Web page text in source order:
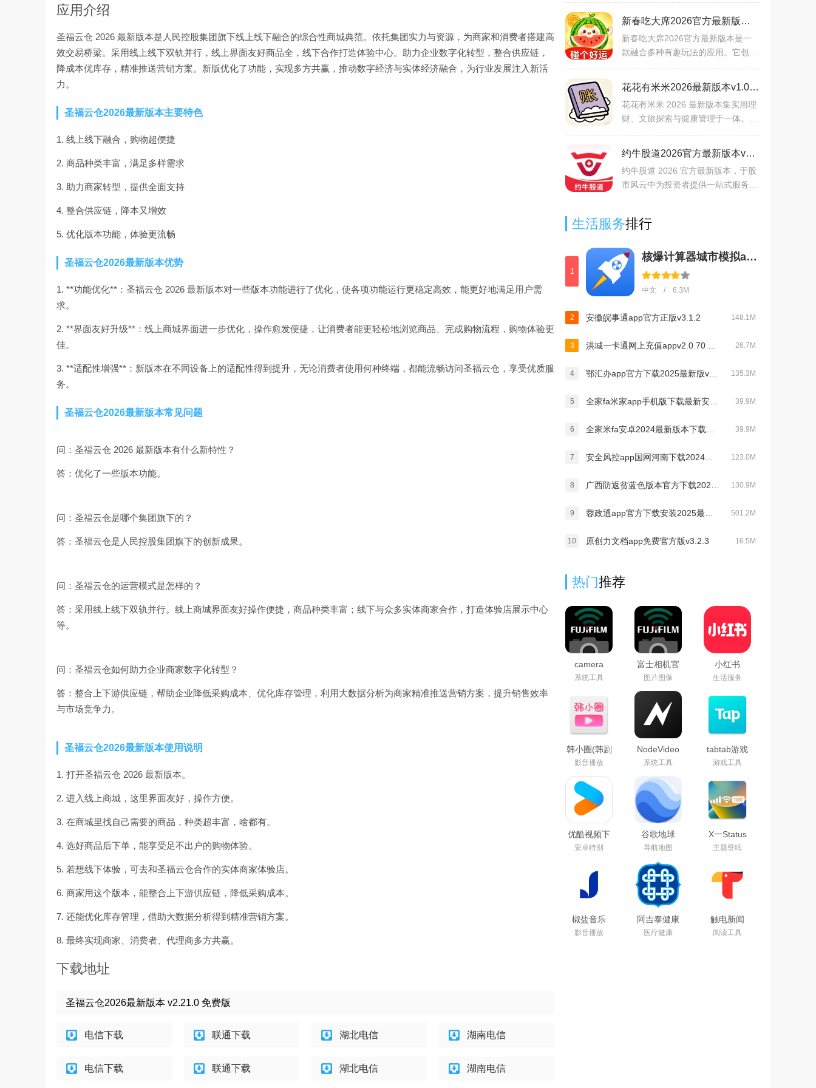
应用介绍
圣福云仓 2026 最新版本是人民控股集团旗下线上线下融合的综合性商城典范。依托集团实力与资源，为商家和消费者搭建高
效交易桥梁。采用线上线下双轨并行，线上界面友好商品全，线下合作打造体验中心。助力企业数字化转型，整合供应链，
降成本优库存，精准推送营销方案。新版优化了功能，实现多方共赢，推动数字经济与实体经济融合，为行业发展注入新活
力。
圣福云仓2026最新版本主要特色
1. 线上线下融合，购物超便捷
2. 商品种类丰富，满足多样需求
3. 助力商家转型，提供全面支持
4. 整合供应链，降本又增效
5. 优化版本功能，体验更流畅
圣福云仓2026最新版本优势
1. **功能优化**：圣福云仓 2026 最新版本对一些版本功能进行了优化，使各项功能运行更稳定高效，能更好地满足用户需
求。
2. **界面友好升级**：线上商城界面进一步优化，操作愈发便捷，让消费者能更轻松地浏览商品、完成购物流程，购物体验更
佳。
3. **适配性增强**：新版本在不同设备上的适配性得到提升，无论消费者使用何种终端，都能流畅访问圣福云仓，享受优质服
务。
圣福云仓2026最新版本常见问题
问：圣福云仓 2026 最新版本有什么新特性？
答：优化了一些版本功能。
问：圣福云仓是哪个集团旗下的？
答：圣福云仓是人民控股集团旗下的创新成果。
问：圣福云仓的运营模式是怎样的？
答：采用线上线下双轨并行。线上商城界面友好操作便捷，商品种类丰富；线下与众多实体商家合作，打造体验店展示中心
等。
问：圣福云仓如何助力企业商家数字化转型？
答：整合上下游供应链，帮助企业降低采购成本、优化库存管理，利用大数据分析为商家精准推送营销方案，提升销售效率
与市场竞争力。
圣福云仓2026最新版本使用说明
1. 打开圣福云仓 2026 最新版本。
2. 进入线上商城，这里界面友好，操作方便。
3. 在商城里找自己需要的商品，种类超丰富，啥都有。
4. 选好商品后下单，能享受足不出户的购物体验。
5. 若想线下体验，可去和圣福云仓合作的实体商家体验店。
6. 商家用这个版本，能整合上下游供应链，降低采购成本。
7. 还能优化库存管理，借助大数据分析得到精准营销方案。
8. 最终实现商家、消费者、代理商多方共赢。
下载地址
圣福云仓2026最新版本 v2.21.0 免费版
电信下载 联通下载 湖北电信 湖南电信
电信下载 联通下载 湖北电信 湖南电信
侣的需求。有精准筛选功能，按距离
与喜好推荐合拍的人；可
新春吃大席2026官方最新版本v1.7 安卓版
新春吃大席2026官方最新版本是一
款融合多种有趣玩法的应用。它包含
丰富相关内容，兼具娱乐休闲功能。
有电子木鱼可增加电子功德
花花有米米2026最新版本v1.0.1 官方正版
花花有米米 2026 最新版本集实用理
财、文旅探索与健康管理于一体。内
合理规划消费，轻松管理财务。汇聚
古镇景点介绍，含古建风
约牛股道2026官方最新版本v1.0.0 手机版
约牛股道 2026 官方最新版本，于股
市风云中为投资者提供一站式服务。
仓位；龙头狙击术提供多
生活服务排行
1
核爆计算器城市模拟app官方下载安卓版(NukeBlast)v1.6.1手机版
中文 / 6.3M
2 安徽皖事通app官方正版v3.1.2 148.1M
3 26.7M
4 135.3M
5 39.9M
6 39.9M
7 123.0M
8 130.9M
9 501.2M
10 原创力文档app免费官方版v3.2.3 16.5M
热门推荐
camera
remote最新
版官方下载
系统工具
富士相机官
方下载
app2024最
新版
(camera
remote)
图片图像
小红书
google play
版下载2026
生活服务
韩小圈(韩剧
TV)免费下
载2026最新
版
影音播放
NodeVideo
官方下载
2026最新免
费版
系统工具
tabtab游戏
平台(taptap)
官方下载
游戏工具
优酷视频下
载安装官方
免费下载
安卓特别
谷歌地球
app下载手
机版2025安
卓版中文最
新免费版
导航地图
X一Status
app官方安
卓最新版本
主题壁纸
椒盐音乐
app手机版
下载2025最
影音播放
阿吉泰健康
课堂下载
app官方版
医疗健康
触电新闻
APP官方下
载安卓版
阅读工具